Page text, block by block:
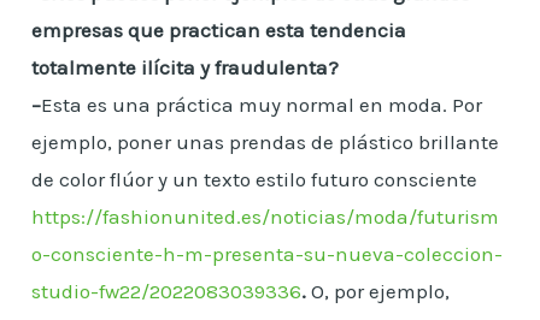
empresas que practican esta tendencia
totalmente ilícita y fraudulenta?
–Esta es una práctica muy normal en moda. Por
ejemplo, poner unas prendas de plástico brillante
de color flúor y un texto estilo futuro consciente
https://fashionunited.es/noticias/moda/futurism
o-consciente-h-m-presenta-su-nueva-coleccion-
studio-fw22/2022083039336.O, por ejemplo,